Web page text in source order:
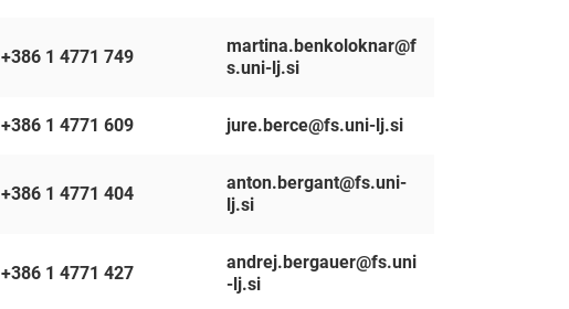
Submit
+386 1 4771 749
martina.benkoloknar@f
s.uni-lj.si
+386 1 4771 609 jure.berce@fs.uni-lj.si
+386 1 4771 404
anton.bergant@fs.uni-
lj.si
+386 1 4771 427
andrej.bergauer@fs.uni
-lj.si